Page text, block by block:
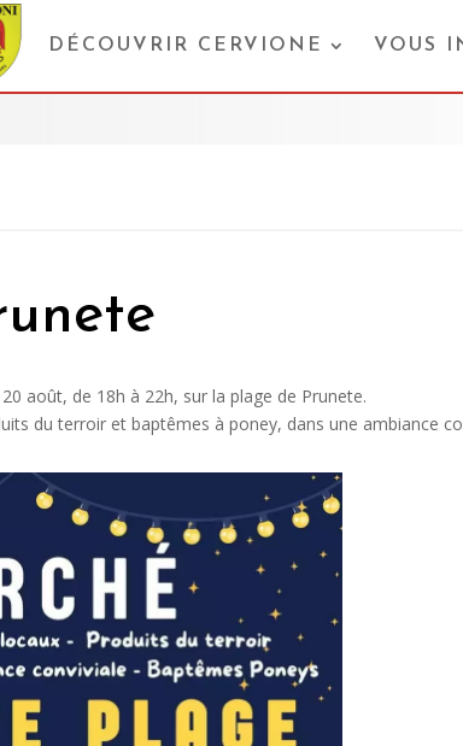
DÉCOUVRIR CERVIONE VOUS
août, de 18h à 22h, sur la plage de Prunete.
du terroir et baptêmes à poney, dans une ambiance